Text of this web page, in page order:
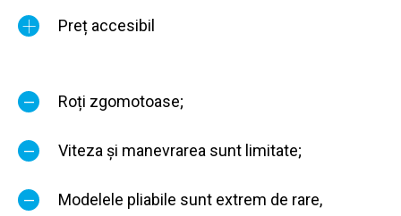
Preț accesibil
Roți zgomotoase;
Viteza și manevrarea sunt limitate;
Modelele pliabile sunt extrem de rare,